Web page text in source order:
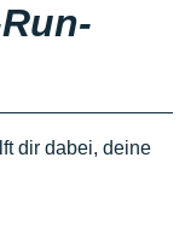
dir dabei, deine